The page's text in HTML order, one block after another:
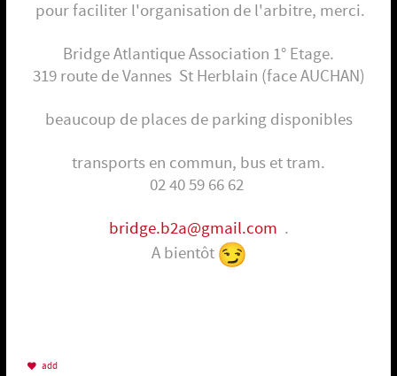
pour faciliter l'organisation de l'arbitre, merci.
Bridge Atlantique Association 1° Etage.
319 route de Vannes St Herblain (face AUCHAN)
beaucoup de places de parking disponibles
transports en commun, bus et tram.
02 40 59 66 62
bridge.b2a@gmail.com .
A bientôt
add